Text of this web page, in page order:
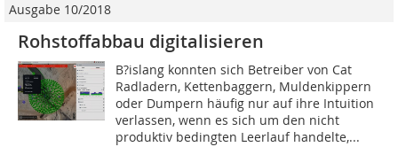
Ausgabe 10/2018
Rohstoffabbau digitalisieren
B?islang konnten sich Betreiber von Cat
Radladern, Kettenbaggern, Muldenkippern
oder Dumpern häufig nur auf ihre Intuition
verlassen, wenn es sich um den nicht
produktiv bedingten Leerlauf handelte,...